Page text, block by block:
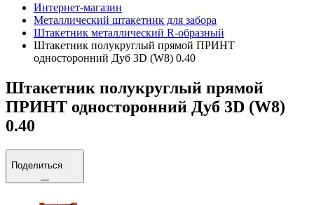
Интернет-магазин
Металлический штакетник для забора
Штакетник металлический R-образный
Штакетник полукруглый прямой ПРИНТ
односторонний Дуб 3D (W8) 0.40
Штакетник полукруглый прямой
ПРИНТ односторонний Дуб 3D (W8)
0.40
Поделиться